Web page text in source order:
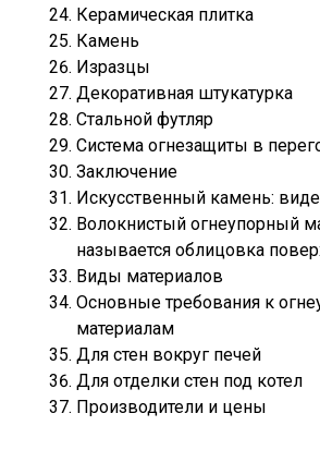
Керамическая плитка
Камень
Изразцы
Декоративная штукатурка
Стальной футляр
Система огнезащиты в
Заключение
Искусственный камень:
Волокнистый огнеупорный
называется облицовка
Виды материалов
Основные требования к
материалам
Для стен вокруг печей
Для отделки стен под котел
Производители и цены